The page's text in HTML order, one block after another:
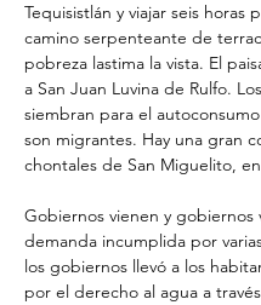
Tequisistlán y viajar seis horas
camino serpenteante de
pobreza lastima la vista. El
a San Juan Luvina de Rulfo.
siembran para el
son migrantes. Hay una gran
chontales de San Miguelito,
Gobiernos vienen y gobiernos
demanda incumplida por
los gobiernos llevó a los
por el derecho al agua a